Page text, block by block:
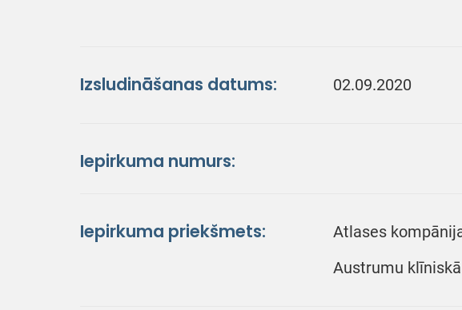
Izsludināšanas datums: 02.09.2020
Iepirkuma numurs:
Iepirkuma priekšmets:
Atlases
Austrumu